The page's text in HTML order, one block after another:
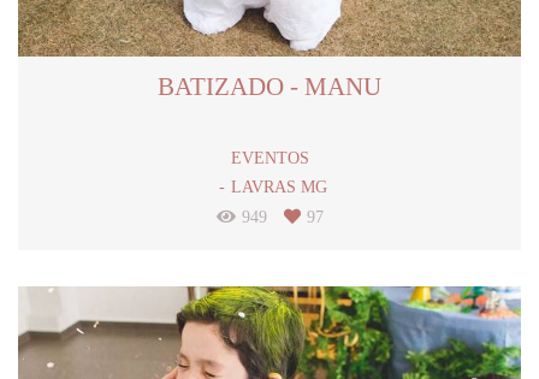
BATIZADO - MANU
EVENTOS
LAVRAS MG
949
97